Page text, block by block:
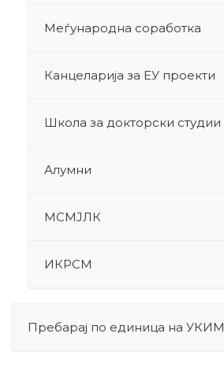
Меѓународна соработка
Канцеларија за ЕУ проекти
Школа за докторски студии
Алумни
МСМЈЛК
ИКРСМ
Пребарај по единица на УКИМ